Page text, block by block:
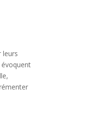
leurs
évoquent